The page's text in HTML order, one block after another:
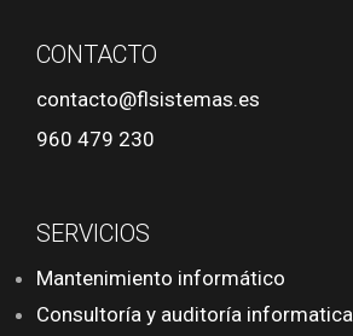
CONTACTO
contacto@flsistemas.es
960 479 230
SERVICIOS
Mantenimiento informático
Consultoría y auditoría informatica